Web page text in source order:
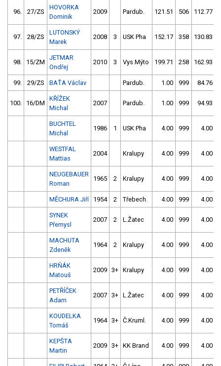
96. 27/ZS
HOVORKA
Dominik
2009 Pardub. 121.51 506 112.77
97. 28/ZS
LUTONSKÝ
Marek
2008 3 USK Pha 152.17 358 130.83
98. 15/ZM
JETMAR
Ondřej
2010 3 Vys.Mýto 199.71 258 162.93
99. 29/ZS BAŤA Václav Pardub. 1.00 999 84.76
100. 16/DM
KŘÍŽEK
Michal
2007 Pardub. 1.00 999 94.93
BUCHTEL
Michal
1986 1 USK Pha 4.00 999 4.00
WESTFAL
Mattias
2004 Kralupy 4.00 999 4.00
NEUGEBAUER
Roman
1965 2 Kralupy 4.00 999 4.00
MĚCHURA Jiří 1954 2 Třebech. 4.00 999 4.00
SYNEK
Přemysl
2007 2 L.Žatec 4.00 999 4.00
MACHUTA
Zdeněk
1964 2 Kralupy 4.00 999 4.00
HRŇÁK
Matouš
2009 3+ Kralupy 4.00 999 4.00
PETŘÍČEK
Adam
2007 3+ L.Žatec 4.00 999 4.00
KOUDELKA
Tomáš
1964 3+ Č.Kruml. 4.00 999 4.00
KEPŠTA
Martin
2009 3+ KK Brand 4.00 999 4.00